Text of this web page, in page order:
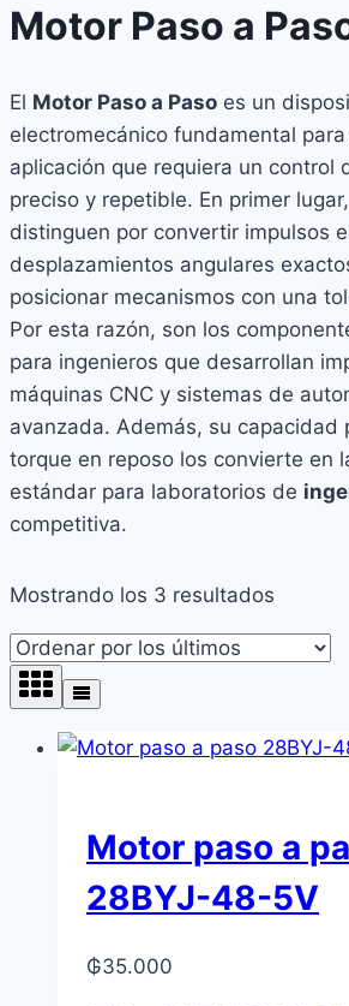
Motor Paso a
El Motor Paso a Paso es un
electromecánico fundamental
aplicación que requiera un control
preciso y repetible. En primer
distinguen por convertir impulsos
desplazamientos angulares
posicionar mecanismos con una
Por esta razón, son los
para ingenieros que desarrollan
máquinas CNC y sistemas de
avanzada. Además, su capacidad
torque en reposo los convierte en
estándar para laboratorios de
competitiva.
Mostrando los 3 resultados
los
Motor paso a
28BYJ-48-5V
₲35.000